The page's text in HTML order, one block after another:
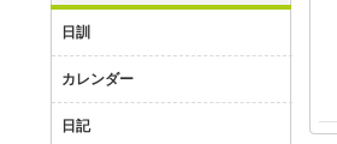
日訓
カレンダー
日記